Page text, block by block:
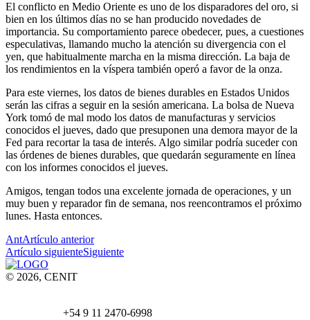
El conflicto en Medio Oriente es uno de los disparadores del oro, si
bien en los últimos días no se han producido novedades de
importancia. Su comportamiento parece obedecer, pues, a cuestiones
especulativas, llamando mucho la atención su divergencia con el
yen, que habitualmente marcha en la misma dirección. La baja de
los rendimientos en la víspera también operó a favor de la onza.
Para este viernes, los datos de bienes durables en Estados Unidos
serán las cifras a seguir en la sesión americana. La bolsa de Nueva
York tomó de mal modo los datos de manufacturas y servicios
conocidos el jueves, dado que presuponen una demora mayor de la
Fed para recortar la tasa de interés. Algo similar podría suceder con
las órdenes de bienes durables, que quedarán seguramente en línea
con los informes conocidos el jueves.
Amigos, tengan todos una excelente jornada de operaciones, y un
muy buen y reparador fin de semana, nos reencontramos el próximo
lunes. Hasta entonces.
AntArtículo anterior
Artículo siguienteSiguiente
© 2026, CENIT
+54 9 11 2470-6998